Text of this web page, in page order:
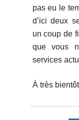
pas eu le
d’ici deux
un coup de
que vous
services
À très